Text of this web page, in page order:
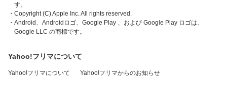
す。
・Copyright (C) Apple Inc. All rights reserved.
・Android、Androidロゴ、Google Play 、および Google Play ロゴは、
Google LLC の商標です。
Yahoo!フリマについて
Yahoo!フリマについて Yahoo!フリマからのお知らせ